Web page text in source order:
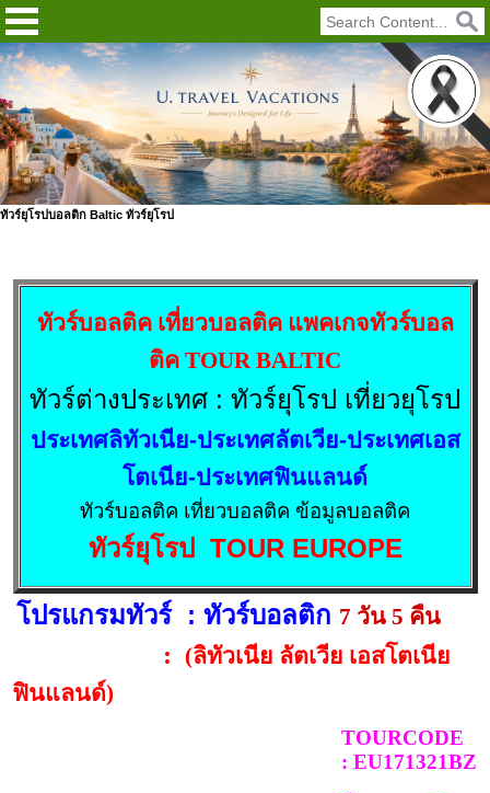
ทัวร์ยุโรปบอลติก Baltic ทัวร์ยุโรป
ทัวร์บอลติค เที่ยวบอลติค แพคเกจทัวร์บอล
ติค TOUR BALTIC
ทัวร์ต่างประเทศ : ทัวร์ยุโรป เที่ยวยุโรป
ประเทศลิทัวเนีย-ประเทศลัตเวีย-ประเทศเอส
โตเนีย-ประเทศฟินแลนด์
ทัวร์บอลติค เที่ยวบอลติค ข้อมูลบอลติค
ทัวร์ยุโรป TOUR EUROPE
โปรแกรมทัวร์ : ทัวร์บอลติก 7 วัน 5 คืน
: (ลิทัวเนีย ลัตเวีย เอสโตเนีย
ฟินแลนด์)
TOURCODE
:EU171321BZ